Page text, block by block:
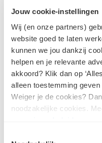
Jouw cookie-instellingen
Wij (en onze partners)
website goed te laten
kunnen we jou dankzij
helpen en je relevante
akkoord? Klik dan op
alleen toestemming
Weiger je de cookies?
noodzakelijke cookies.
Industriële badkamer
Design
met onze
Ontdek de
3D tool starten